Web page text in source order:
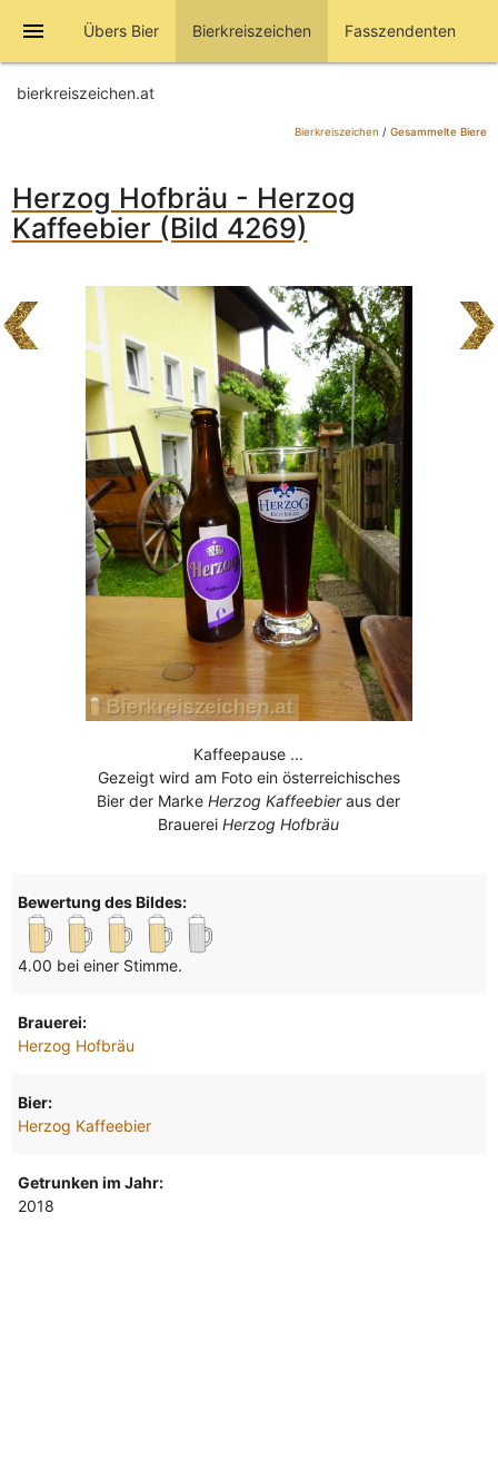
menu Übers Bier Bierkreiszeichen Fasszendenten
bierkreiszeichen.at
Bierkreiszeichen / Gesammelte Biere
Herzog Hofbräu - Herzog
Kaffeebier (Bild 4269)
Kaffeepause ...
Gezeigt wird am Foto ein österreichisches
Bier der MarkeHerzog Kaffeebieraus der
BrauereiHerzog Hofbräu
Bewertung des Bildes:
4.00 bei einer Stimme.
Brauerei:
Herzog Hofbräu
Bier:
Herzog Kaffeebier
Getrunken im Jahr:
2018